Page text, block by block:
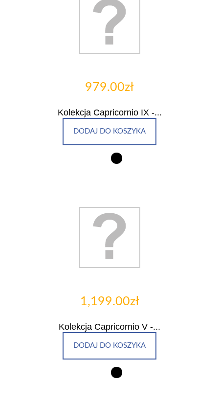
979.00zł
Kolekcja Capricornio IX -...
DODAJ DO KOSZYKA
1,199.00zł
Kolekcja Capricornio V -...
DODAJ DO KOSZYKA